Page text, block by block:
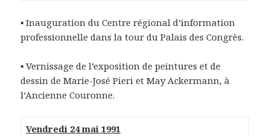
▪ Inauguration du Centre régional d’information
professionnelle dans la tour du Palais des Congrès.
▪ Vernissage de l’exposition de peintures et de
dessin de Marie-José Pieri et May Ackermann, à
l’Ancienne Couronne.
Vendredi 24 mai 1991